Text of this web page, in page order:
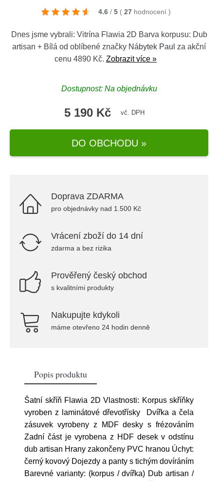
4.6 / 5 ( 27 hodnocení )
Dnes jsme vybrali: Vitrína Flawia 2D Barva korpusu: Dub
artisan + Bílá od oblíbené značky Nábytek Paul za akční
cenu 4890 Kč. Zobrazit více »
Dostupnost: Na objednávku
5 190 Kč vč. DPH
DO OBCHODU »
Doprava ZDARMA
pro objednávky nad 1.500 Kč
Vrácení zboží do 14 dní
zdarma a bez rizika
Prověřený český obchod
s kvalitními produkty
Nakupujte kdykoli
máme otevřeno 24 hodin denně
Popis produktu
Šatní skříň Flawia 2D Vlastnosti: Korpus skříňky
vyroben z laminátové dřevotřísky Dvířka a čela
zásuvek vyrobeny z MDF desky s frézováním
Zadní část je vyrobena z HDF desek v odstínu
dub artisan Hrany zakončeny PVC hranou Úchyt:
černý kovový Dojezdy a panty s tichým dovíráním
Barevné varianty: (korpus / dvířka) Dub artisan /